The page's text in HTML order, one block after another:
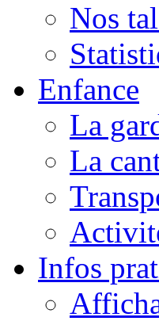
Nos
Enfance
La
La
Infos